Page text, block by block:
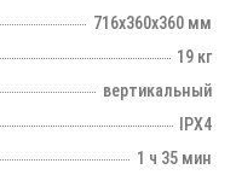
716х360х360 мм
19 кг
вертикальный
IPX4
1 ч 35 мин